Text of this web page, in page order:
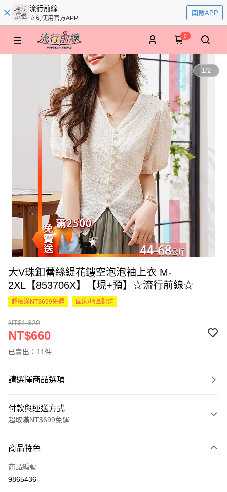
流行前線
立刻使用官方APP
開啟APP
0
1/2
大V珠釦蕾絲緹花鏤空泡泡袖上衣 M-
2XL【853706X】【現+預】☆流行前線☆
超取滿NT$699免運 國家/地區配送
NT$1,320
NT$660
已賣出：11件
請選擇商品選項
付款與運送方式
超取滿NT$699免運
信用卡一次付款
超商取貨付款
商品特色
商品編號
9865436